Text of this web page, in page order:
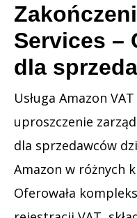
Services –
dla
Usługa Amazon
uproszczenie
dla sprzedawców
Amazon w różnych
Oferowała